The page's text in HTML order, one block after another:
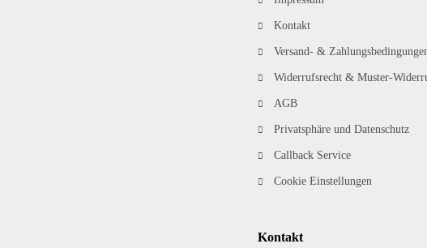
Kontakt
Versand- &
Widerrufsrecht & Muster-
AGB
Privatsphäre und Datenschutz
Callback Service
Cookie Einstellungen
Kontakt